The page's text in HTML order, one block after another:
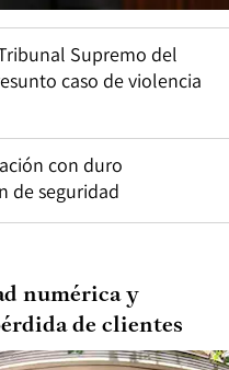
Supremo del
caso de violencia
con duro
de seguridad
numérica y
de clientes